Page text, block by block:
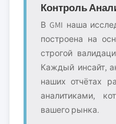
Контроль
В GMI наша
построена на
строгой
Каждый инсайт,
наших отчётах
аналитиками,
вашего рынка.